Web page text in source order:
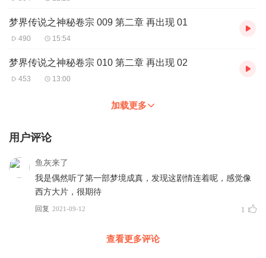
梦界传说之神秘卷宗 009 第二章 再出现 01
490 15:54
梦界传说之神秘卷宗 010 第二章 再出现 02
453 13:00
加载更多
用户评论
鱼灰来了
我是偶然听了第一部梦境成真，发现这剧情连着呢，感觉像
西方大片，很期待
回复 2021-09-12 1
查看更多评论